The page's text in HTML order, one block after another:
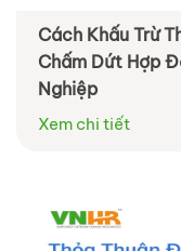
Cách Khấu Trừ
Chấm Dứt Hợp
Nghiệp
Xem chi tiết